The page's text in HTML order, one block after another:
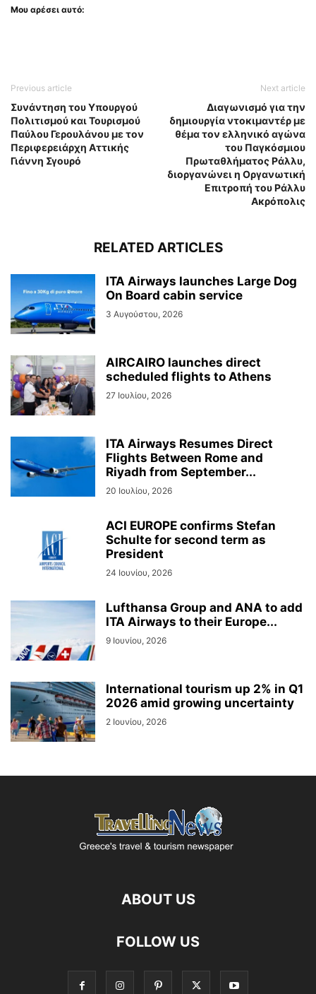
Μου αρέσει αυτό:
Previous article
Συνάντηση του Υπουργού
Πολιτισμού και Τουρισμού
Παύλου Γερουλάνου με τον
Περιφερειάρχη Αττικής
Γιάννη Σγουρό
Next article
Διαγωνισμό για την
δημιουργία ντοκιμαντέρ με
θέμα τον ελληνικό αγώνα
του Παγκόσμιου
Πρωταθλήματος Ράλλυ,
διοργανώνει η Οργανωτική
Επιτροπή του Ράλλυ
Ακρόπολις
RELATED ARTICLES
ITA Airways launches Large Dog
On Board cabin service
3 Αυγούστου, 2026
AIRCAIRO launches direct
scheduled flights to Athens
27 Ιουλίου, 2026
ITA Airways Resumes Direct
Flights Between Rome and
Riyadh from September...
20 Ιουλίου, 2026
ACI EUROPE confirms Stefan
Schulte for second term as
President
24 Ιουνίου, 2026
Lufthansa Group and ANA to add
ITA Airways to their Europe...
9 Ιουνίου, 2026
International tourism up 2% in Q1
2026 amid growing uncertainty
2 Ιουνίου, 2026
ABOUT US
FOLLOW US